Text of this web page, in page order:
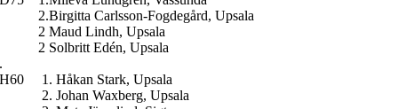
2.Birgitta Carlsson-Fogdegård, Upsala
2 Maud Lindh, Upsala
2 Solbritt Edén, Upsala
.
H60 1. Håkan Stark, Upsala
2. Johan Waxberg, Upsala